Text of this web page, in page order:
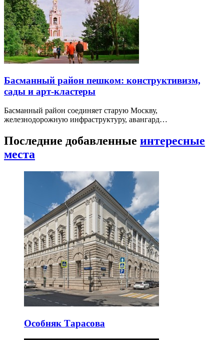
Басманный район пешком: конструктивизм,
сады и арт-кластеры
Басманный район соединяет старую Москву,
железнодорожную инфраструктуру, авангард…
Последние добавленные интересные
места
Особняк Тарасова